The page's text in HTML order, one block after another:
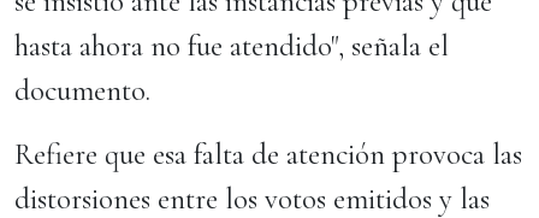
hasta ahora no fue atendido", señala el
documento.
Refiere que esa falta de atención provoca las
distorsiones entre los votos emitidos y las